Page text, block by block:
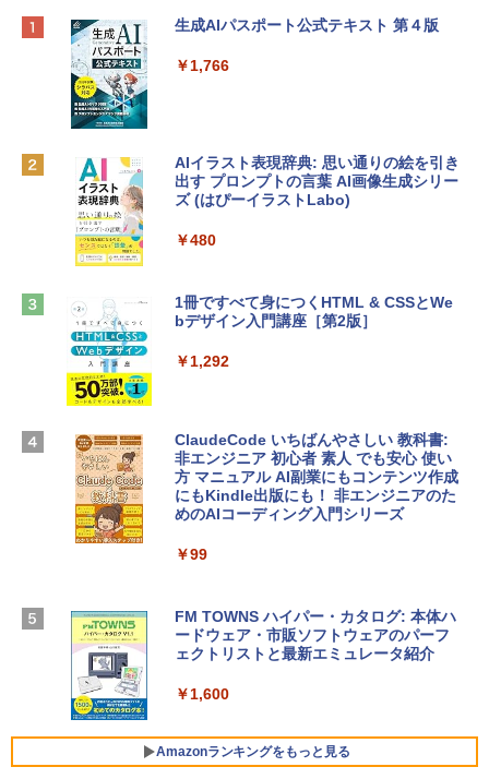
Apple 2026 MacBook Neo A18 Proチッ
e Intelligenceのために設計、Liquid Ret
￥137,800
tomtoc 360°保護 15.6 16インチ パソコ
￥2,952
スプレイ、16GBユニファイドメモリ、51
2GB SSDストレージ、12MPセンターフ
レームカメラ、日本語キーボード、Touc
h ID - ミッドナイト
ン 15-fd 15.6インチ 16GBメモリ 512GB
SSD インテル Core 5
ersonal/Copilotキー搭載/Win 11/15.6型/
Core i5/16GB/SSD 512GB/ホワイト) FM
Robloxギフトカード - 800 Robux 【限
インゲームコード】 ロブロックス | オン
Robloxギフトカード - 1000 Robux 【限
定バーチャルアイテムを含む】 【オンラ
ラインコード版
4(最新 永続版)|オンラインコード版|Wind
Robloxギフトカード - 2,000 Robux 【限
定バーチャルアイテムを含む】 【オンラ
インゲームコード】 ロブロックス | オン
Windows版 | Minecraft (マインクラフ
ト): Java & Bedrock Edition | オンライ
生成AIパスポート公式テキスト 第４版
￥1,766
AIイラスト表現辞典: 思い通りの絵を引き
出す プロンプトの言葉 AI画像生成シリー
ズ (はぴーイラストLabo)
￥480
1冊ですべて身につくHTML & CSSとWe
bデザイン入門講座［第2版］
￥1,292
ClaudeCode いちばんやさしい 教科書:
非エンジニア 初心者 素人 でも安心 使い
方 マニュアル AI副業にもコンテンツ作成
にもKindle出版にも！ 非エンジニアのた
めのAIコーディング入門シリーズ
￥99
FM TOWNS ハイパー・カタログ: 本体ハ
ードウェア・市販ソフトウェアのパーフ
ェクトリストと最新エミュレータ紹介
￥1,600
Amazonランキングをもっと見る